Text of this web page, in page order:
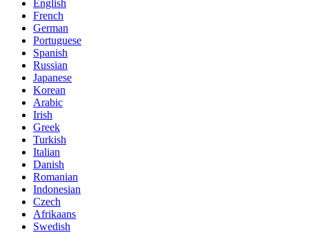
English
French
German
Portuguese
Spanish
Russian
Japanese
Korean
Arabic
Irish
Greek
Turkish
Italian
Danish
Romanian
Indonesian
Czech
Afrikaans
Swedish